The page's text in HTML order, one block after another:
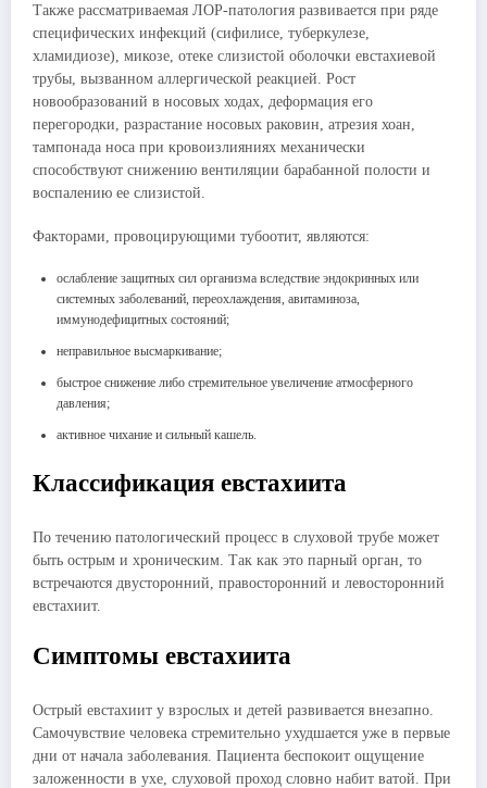
Также рассматриваемая ЛОР-патология развивается при ряде
специфических инфекций (сифилисе, туберкулезе,
хламидиозе), микозе, отеке слизистой оболочки евстахиевой
трубы, вызванном аллергической реакцией. Рост
новообразований в носовых ходах, деформация его
перегородки, разрастание носовых раковин, атрезия хоан,
тампонада носа при кровоизлияниях механически
способствуют снижению вентиляции барабанной полости и
воспалению ее слизистой.
Факторами, провоцирующими тубоотит, являются:
ослабление защитных сил организма вследствие эндокринных или
системных заболеваний, переохлаждения, авитаминоза,
иммунодефицитных состояний;
неправильное высмаркивание;
быстрое снижение либо стремительное увеличение атмосферного
давления;
активное чихание и сильный кашель.
Классификация евстахиита
По течению патологический процесс в слуховой трубе может
быть острым и хроническим. Так как это парный орган, то
встречаются двусторонний, правосторонний и левосторонний
евстахиит.
Симптомы евстахиита
Острый евстахиит у взрослых и детей развивается внезапно.
Самочувствие человека стремительно ухудшается уже в первые
дни от начала заболевания. Пациента беспокоит ощущение
заложенности в ухе, слуховой проход словно набит ватой. При